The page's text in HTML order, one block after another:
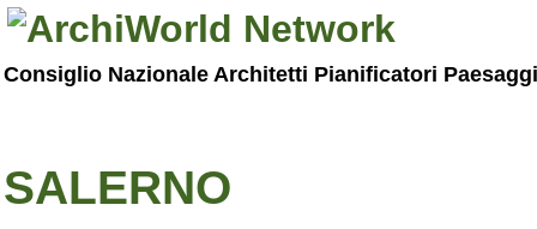
Consiglio Nazionale Architetti Pianificatori
SALERNO